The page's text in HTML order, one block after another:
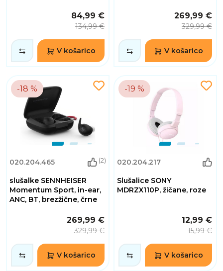
84,99 €
134,99 €
V košarico
269,99 €
329,99 €
V košarico
-18 %
020.204.465 (2)
slušalke SENNHEISER
Momentum Sport, in-ear,
ANC, BT, brezžične, črne
269,99 €
329,99 €
V košarico
-19 %
020.204.217
Slušalice SONY
MDRZX110P, žičane, roze
12,99 €
15,99 €
V košarico